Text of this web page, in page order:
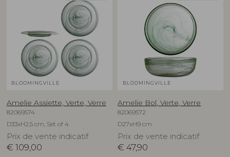
BLOOMINGVILLE
Amelie Assiette, Verte, Verre
82069574
D33xH2,5 cm, Set of 4
Prix de vente indicatif
€ 109,00
BLOOMINGVILLE
Amelie Bol, Verte, Verre
82069572
D27xH9 cm
Prix de vente indicatif
€ 47,90